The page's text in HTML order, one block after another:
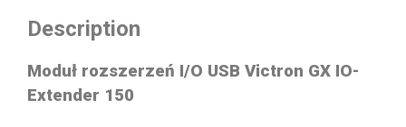
Description
Moduł rozszerzeń I/O USB Victron GX IO-
Extender 150